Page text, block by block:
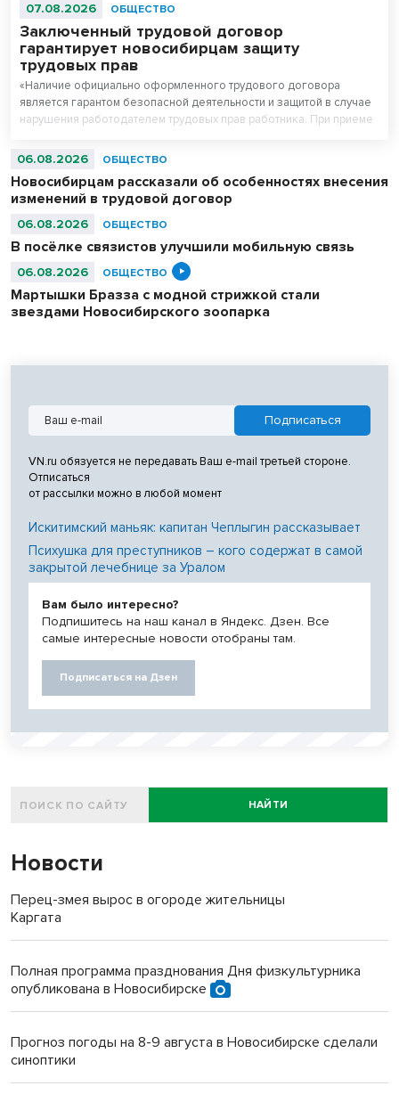
07.08.2026 ОБЩЕСТВО
Заключенный трудовой договор
гарантирует новосибирцам защиту
трудовых прав
«Наличие официально оформленного трудового договора
является гарантом безопасной деятельности и защитой в случае
нарушения работодателем трудовых прав работника. При приеме
договор», - рассказал руководитель Государственной инспекции
06.08.2026 ОБЩЕСТВО
Новосибирцам рассказали об особенностях внесения
изменений в трудовой договор
06.08.2026 ОБЩЕСТВО
В посёлке связистов улучшили мобильную связь
06.08.2026 ОБЩЕСТВО
Мартышки Бразза с модной стрижкой стали
звездами Новосибирского зоопарка
VN.ru обязуется не передавать Ваш e-mail третьей стороне.
Отписаться
от рассылки можно в любой момент
Искитимский маньяк: капитан Чеплыгин рассказывает
Психушка для преступников – кого содержат в самой
закрытой лечебнице за Уралом
Вам было интересно?
Подпишитесь на наш канал в Яндекс. Дзен. Все
самые интересные новости отобраны там.
Подписаться на Дзен
НАЙТИ
Новости
Перец-змея вырос в огороде жительницы
Каргата
Полная программа празднования Дня физкультурника
опубликована в Новосибирске
Прогноз погоды на 8-9 августа в Новосибирске сделали
синоптики